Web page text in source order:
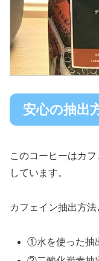
安心の抽出
このコーヒーはカ
しています。
カフェイン抽出方法
①水を使った抽